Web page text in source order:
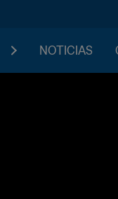
NOTICIAS